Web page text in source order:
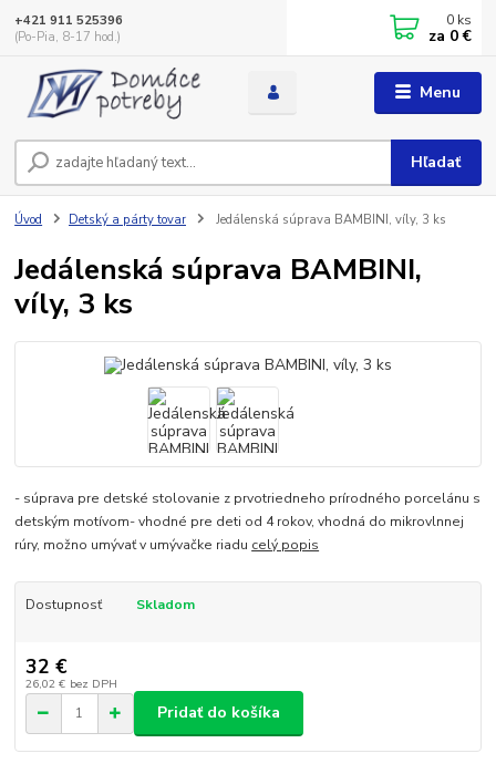
Menu
Hľadať
+421 911 525396
(Po-Pia, 8-17 hod.)
0 ks
za 0 €
Úvod Detský a párty tovar Jedálenská súprava BAMBINI, víly, 3 ks
Jedálenská súprava BAMBINI,
víly, 3 ks
- súprava pre detské stolovanie z prvotriedneho prírodného porcelánu s
detským motívom- vhodné pre deti od 4 rokov, vhodná do mikrovlnnej
rúry, možno umývať v umývačke riadu celý popis
Dostupnosť Skladom
32 €
26,02 € bez DPH
Pridať do košíka